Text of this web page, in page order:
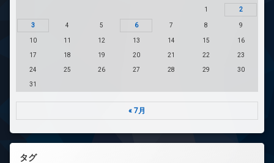
1 2
3 4 5 6 7 8 9
10 11 12 13 14 15 16
17 18 19 20 21 22 23
24 25 26 27 28 29 30
31
« 7月
タグ